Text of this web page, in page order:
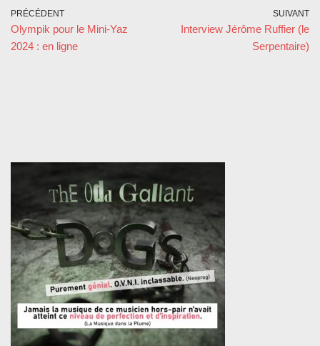
PRÉCÉDENT
Olympik pour le Mini-Yaz
2024 : en ligne
SUIVANT
Interview Jérôme Ruffier (le
Serpentaire)